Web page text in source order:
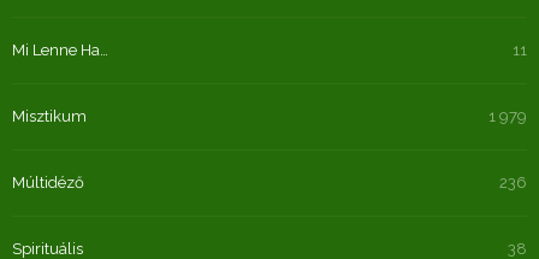
Mi Lenne Ha… 11
Misztikum 1 979
Múltidéző 236
Spirituális 38